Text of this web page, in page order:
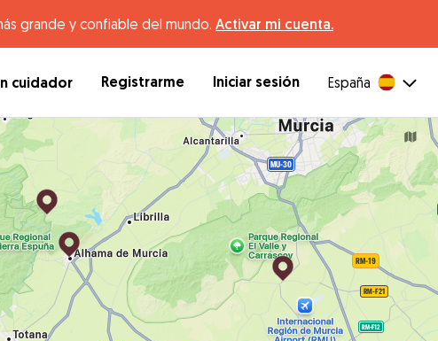
grande y confiable del mundo. Activar mi cuenta.
cuidador Registrarme Iniciar sesión España